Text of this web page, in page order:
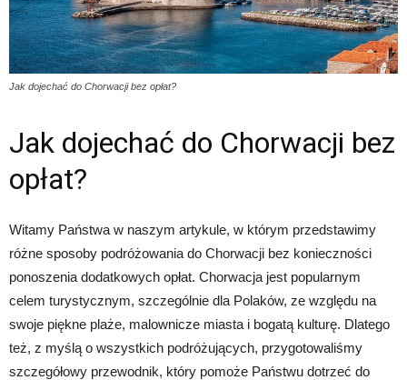
Jak dojechać do Chorwacji bez opłat?
Jak dojechać do Chorwacji bez
opłat?
Witamy Państwa w naszym artykule, w którym przedstawimy
różne sposoby podróżowania do Chorwacji bez konieczności
ponoszenia dodatkowych opłat. Chorwacja jest popularnym
celem turystycznym, szczególnie dla Polaków, ze względu na
swoje piękne plaże, malownicze miasta i bogatą kulturę. Dlatego
też, z myślą o wszystkich podróżujących, przygotowaliśmy
szczegółowy przewodnik, który pomoże Państwu dotrzeć do